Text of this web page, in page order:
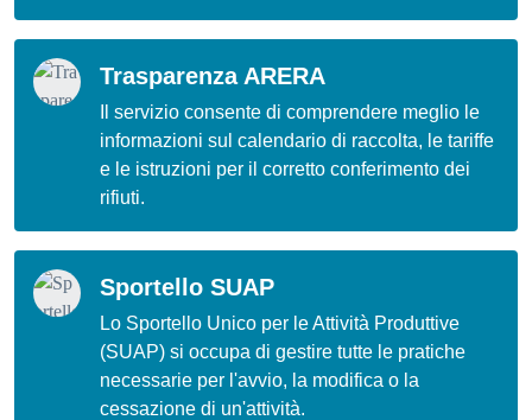
Trasparenza ARERA
Il servizio consente di comprendere meglio le
informazioni sul calendario di raccolta, le tariffe
e le istruzioni per il corretto conferimento dei
rifiuti.
Sportello SUAP
Lo Sportello Unico per le Attività Produttive
(SUAP) si occupa di gestire tutte le pratiche
necessarie per l'avvio, la modifica o la
cessazione di un'attività.